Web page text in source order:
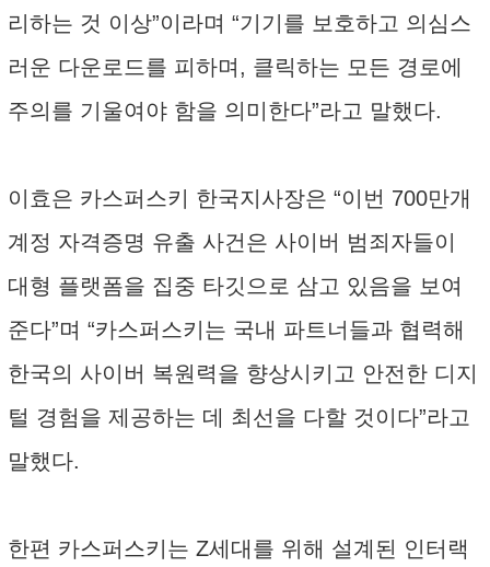
리하는 것 이상”이라며 “기기를 보호하고 의심스
러운 다운로드를 피하며, 클릭하는 모든 경로에
주의를 기울여야 함을 의미한다”라고 말했다.
이효은 카스퍼스키 한국지사장은 “이번 700만개
계정 자격증명 유출 사건은 사이버 범죄자들이
대형 플랫폼을 집중 타깃으로 삼고 있음을 보여
준다”며 “카스퍼스키는 국내 파트너들과 협력해
한국의 사이버 복원력을 향상시키고 안전한 디지
털 경험을 제공하는 데 최선을 다할 것이다”라고
말했다.
한편 카스퍼스키는 Z세대를 위해 설계된 인터랙